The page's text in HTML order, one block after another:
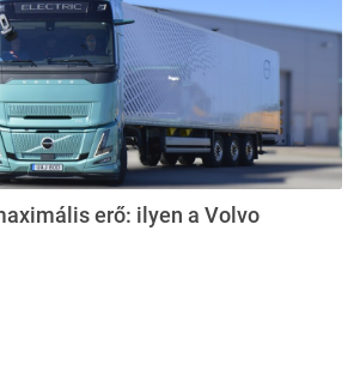
erő: ilyen a Volvo